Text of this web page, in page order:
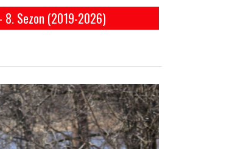
8. Sezon (2019-2026)